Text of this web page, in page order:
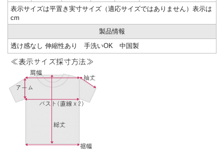
表示サイズは平置き実寸サイズ（適応サイズではありません）表示は
cm
製品情報
透け感なし 伸縮性あり 手洗いOK 中国製